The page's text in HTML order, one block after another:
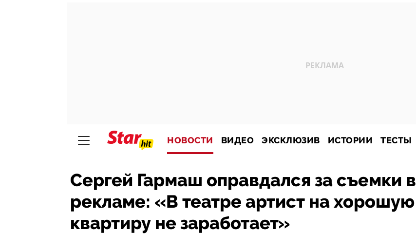
НОВОСТИ ВИДЕО ЭКСКЛЮЗИВ ИСТОРИИ ТЕСТЫ
Сергей Гармаш оправдался за съемки в
рекламе: «В театре артист на хорошую
квартиру не заработает»